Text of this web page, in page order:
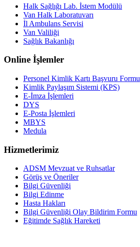
Halk Sağlığı Lab. İstem Modülü
Van Halk Laboratuvarı
İl Ambulans Servisi
Van Valiliği
Sağlık Bakanlığı
Online İşlemler
Personel Kimlik Kartı Başvuru Formu
Kimlik Paylaşım Sistemi (KPS)
E-İmza İşlemleri
DYS
E-Posta İşlemleri
MBYS
Medula
Hizmetlerimiz
ADSM Mevzuat ve Ruhsatlar
Görüş ve Öneriler
Bilgi Güvenliği
Bilgi Edinme
Hasta Hakları
Bilgi Güvenliği Olay Bildirim Formu
Eğitimde Sağlık Hareketi